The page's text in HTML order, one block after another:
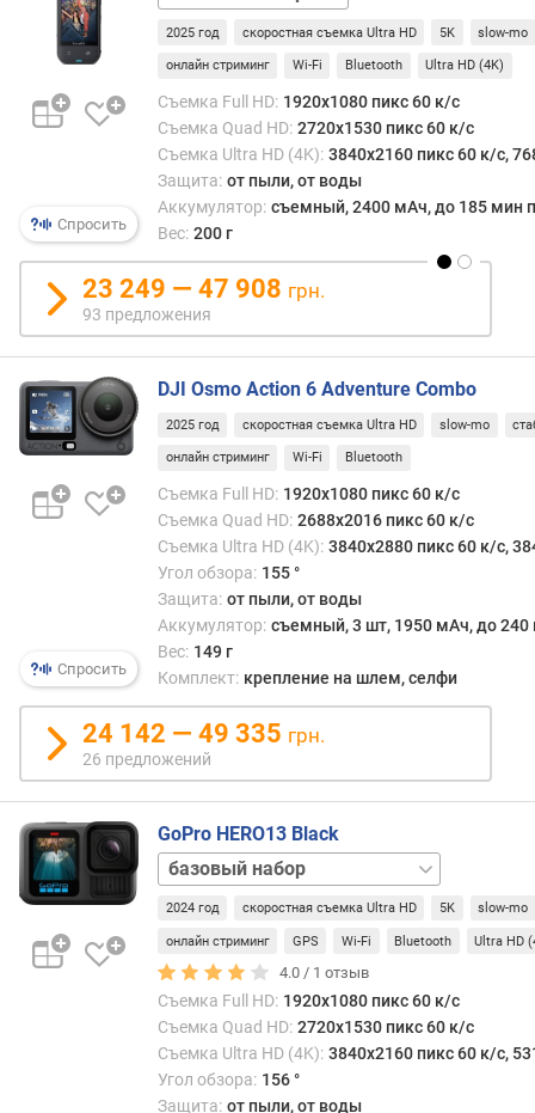
Все
в
со
к
д
е
е
п
о
о
т
з
ы
в
а
м
п
о
о
б
а
в
л
е
и
я
п
о
к
Спросить
Bundle
2025 год скоростная съемка Ultra HD 5K slow-mo
онлайн стриминг Wi-Fi Bluetooth Ultra HD (4K)
Съемка Full HD: 1920x1080 пикс 60 к/с
Съемка Quad HD: 2720x1530 пикс 60 к/с
Съемка Ultra HD (4K): 3840x2160 пикс 60 к/с,
Защита: от пыли, от воды
Аккумулятор: съемный, 2400 мАч, до 185 мин
Вес: 200 г
23 249 — 47 908 грн.
93 предложения
Спросить
DJI Osmo Action 6 Adventure Combo
2025 год скоростная съемка Ultra HD slow-mo
онлайн стриминг Wi-Fi Bluetooth
Съемка Full HD: 1920x1080 пикс 60 к/с
Съемка Quad HD: 2688x2016 пикс 60 к/с
Съемка Ultra HD (4K): 3840x2880 пикс 60 к/с,
Угол обзора: 155 °
Защита: от пыли, от воды
Аккумулятор: съемный, 3 шт, 1950 мАч, до 240
Вес: 149 г
Комплект: крепление на шлем, селфи
24 142 — 49 335 грн.
26 предложений
GoPro HERO13 Black
Accessories
BundleBlack
ND
Filter
BundleCreator
BundleMacro
Lens
Mod
BundleSpecialty
2024 год скоростная съемка Ultra HD 5K slow-mo
онлайн стриминг GPS Wi-Fi Bluetooth Ultra HD
4.0 / 1 отзыв
Съемка Full HD: 1920x1080 пикс 60 к/с
Съемка Quad HD: 2720x1530 пикс 60 к/с
Съемка Ultra HD (4K): 3840x2160 пикс 60 к/с,
Угол обзора: 156 °
Защита: от пыли, от воды